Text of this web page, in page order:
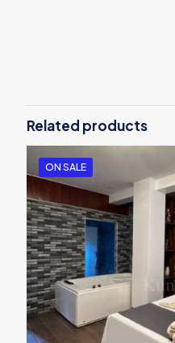
Related products
ON SALE